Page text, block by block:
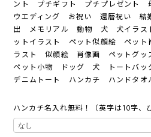
ント プチギフト プチプレゼン
ウエディング お祝い 還暦祝い 結
出 メモリアル 動物 犬 犬イラ
ットイラスト ペット似顔絵 ペッ
ラスト 似顔絵 肖像画 ペットグッ
ペット小物 ドッグ 犬 トートバ
デニムトート ハンカチ ハンドタオ
ハンカチ名入れ無料！（英字は10字、